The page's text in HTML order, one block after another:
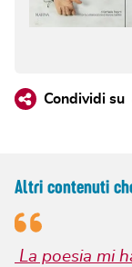
Condividi su
Altri contenuti
La poesia mi